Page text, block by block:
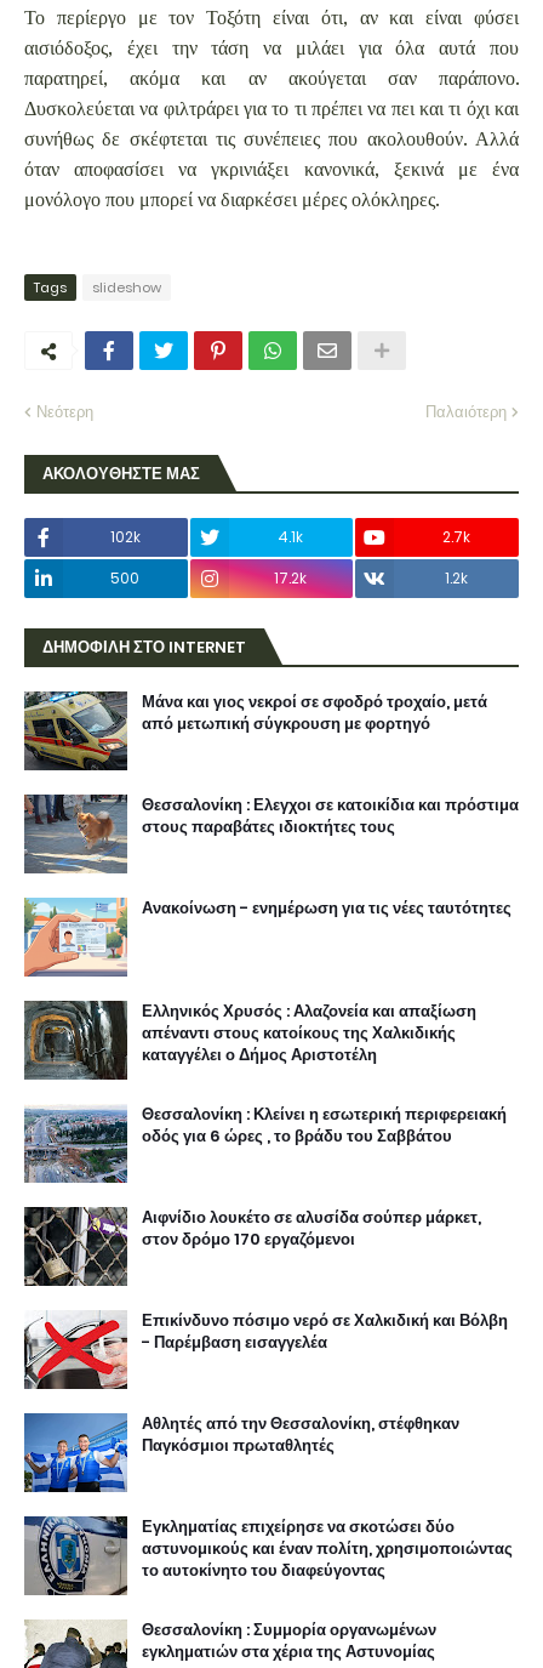
Το περίεργο με τον Τοξότη είναι ότι, αν και είναι φύσει
αισιόδοξος, έχει την τάση να μιλάει για όλα αυτά που
παρατηρεί, ακόμα και αν ακούγεται σαν παράπονο.
Δυσκολεύεται να φιλτράρει για το τι πρέπει να πει και τι όχι και
συνήθως δε σκέφτεται τις συνέπειες που ακολουθούν. Αλλά
όταν αποφασίσει να γκρινιάξει κανονικά, ξεκινά με ένα
μονόλογο που μπορεί να διαρκέσει μέρες ολόκληρες.
Tags slideshow
Νεότερη Παλαιότερη
ΑΚΟΛΟΥΘΗΣΤΕ ΜΑΣ
102k 4.1k
2.7k
500
17.2k 1.2k
ΔΗΜΟΦΙΛΗ ΣΤΟ INTERNET
Μάνα και γιος νεκροί σε σφοδρό τροχαίο, μετά
από μετωπική σύγκρουση με φορτηγό
Θεσσαλονίκη : Ελεγχοι σε κατοικίδια και πρόστιμα
στους παραβάτες ιδιοκτήτες τους
Ανακοίνωση - ενημέρωση για τις νέες ταυτότητες
Ελληνικός Χρυσός : Αλαζονεία και απαξίωση
απέναντι στους κατοίκους της Χαλκιδικής
καταγγέλει ο Δήμος Αριστοτέλη
Θεσσαλονίκη : Κλείνει η εσωτερική περιφερειακή
οδός για 6 ώρες , το βράδυ του Σαββάτου
Αιφνίδιο λουκέτο σε αλυσίδα σούπερ μάρκετ,
στον δρόμο 170 εργαζόμενοι
Επικίνδυνο πόσιμο νερό σε Χαλκιδική και Βόλβη
- Παρέμβαση εισαγγελέα
Αθλητές από την Θεσσαλονίκη, στέφθηκαν
Παγκόσμιοι πρωταθλητές
Εγκληματίας επιχείρησε να σκοτώσει δύο
αστυνομικούς και έναν πολίτη, χρησιμοποιώντας
το αυτοκίνητο του διαφεύγοντας
Θεσσαλονίκη : Συμμορία οργανωμένων
εγκληματιών στα χέρια της Αστυνομίας